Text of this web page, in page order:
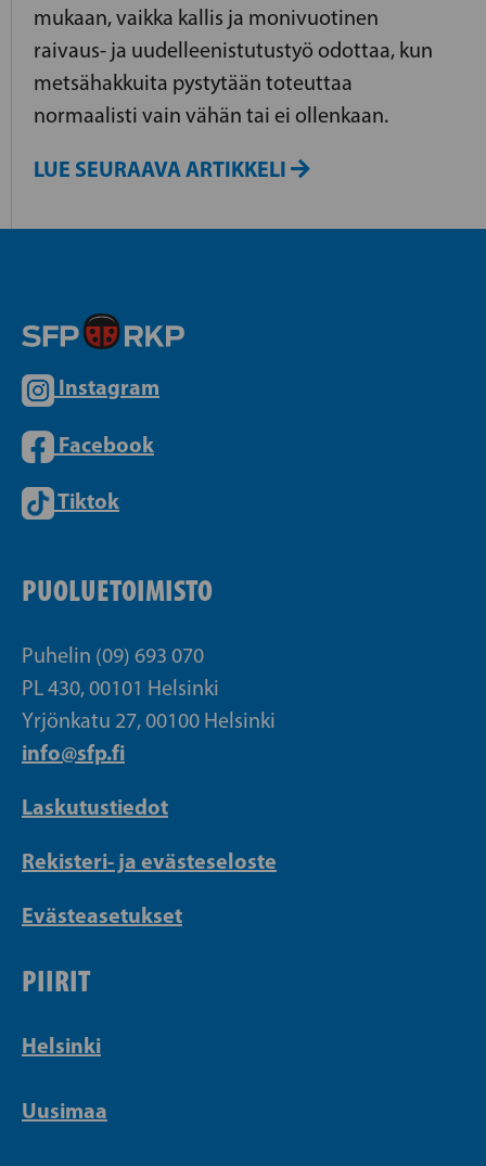
mukaan, vaikka kallis ja monivuotinen
raivaus- ja uudelleenistutustyö odottaa, kun
metsähakkuita pystytään toteuttaa
normaalisti vain vähän tai ei ollenkaan.
LUE SEURAAVA ARTIKKELI
Instagram
Facebook
Tiktok
PUOLUETOIMISTO
Puhelin (09) 693 070
PL 430, 00101 Helsinki
Yrjönkatu 27, 00100 Helsinki
info@sfp.fi
Laskutustiedot
Rekisteri- ja evästeseloste
Evästeasetukset
PIIRIT
Helsinki
Uusimaa